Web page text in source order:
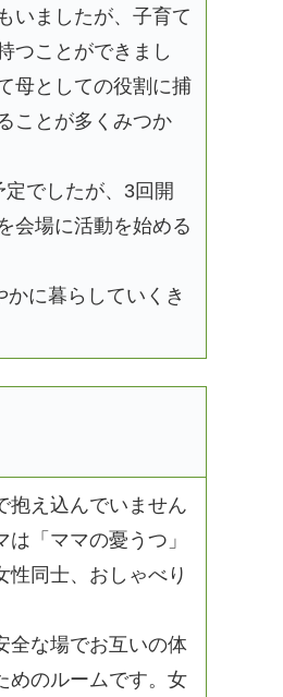
いましたが、子育て
つことができまし
母としての役割に捕
ことが多くみつか
でしたが、3回開
会場に活動を始める
かに暮らしていくき
抱え込んでいません
「ママの憂うつ」
性同士、おしゃべり
全な場でお互いの体
めのルームです。女